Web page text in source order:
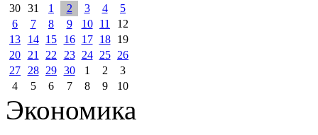
30 31 1 2 3 4
5
6
7 8 9 10 11
12
13
14 15 16 17 18
19
20
21 22 23 24 25
26
27
28 29 30 1 2
3
4
5 6 7 8 9 10
Экономика